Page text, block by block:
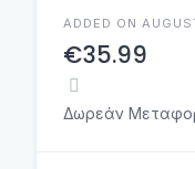
ADDED ON
€35.99
Δωρεάν